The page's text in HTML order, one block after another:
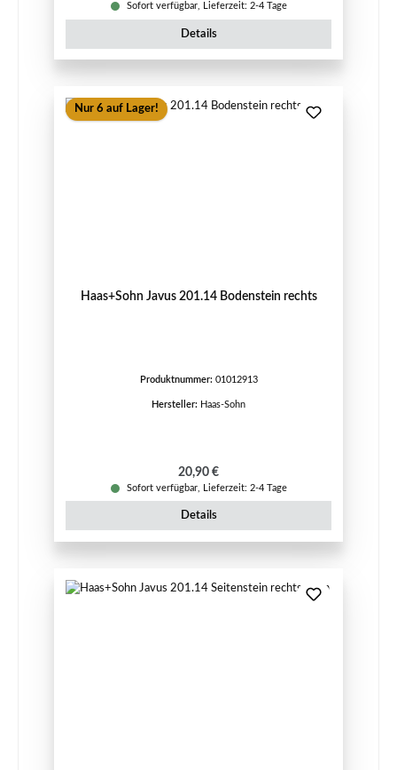
Sofort verfügbar, Lieferzeit: 2-4 Tage
Details
Nur 6 auf Lager!
Haas+Sohn Javus 201.14 Bodenstein rechts
Produktnummer: 01012913
Hersteller: Haas-Sohn
Regulärer Preis:
20,90 €
Sofort verfügbar, Lieferzeit: 2-4 Tage
Details